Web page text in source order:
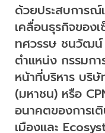
ด้วยประสบการ
เคลื่อนธุรกิจขอ
ทศวรรษ ชนวัฒน์
ตำแหน่ง กรรมกา
หน้าที่บริหาร บริ
(มหาชน) หรือ
อนาคตของการเ
เมืองและ